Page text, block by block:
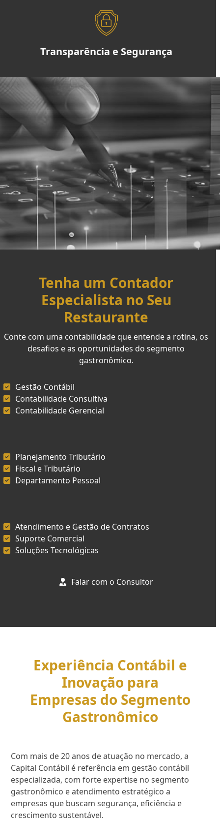
Transparência e Segurança
Tenha um Contador
Especialista no Seu
Restaurante
Conte com uma contabilidade que entende a rotina, os
desafios e as oportunidades do segmento
gastronômico.
Gestão Contábil
Contabilidade Consultiva
Contabilidade Gerencial
Planejamento Tributário
Fiscal e Tributário
Departamento Pessoal
Atendimento e Gestão de Contratos
Suporte Comercial
Soluções Tecnológicas
Falar com o Consultor
Experiência Contábil e
Inovação para
Empresas do Segmento
Gastronômico
Com mais de 20 anos de atuação no mercado, a
Capital Contábil é referência em gestão contábil
especializada, com forte expertise no segmento
gastronômico e atendimento estratégico a
empresas que buscam segurança, eficiência e
crescimento sustentável.